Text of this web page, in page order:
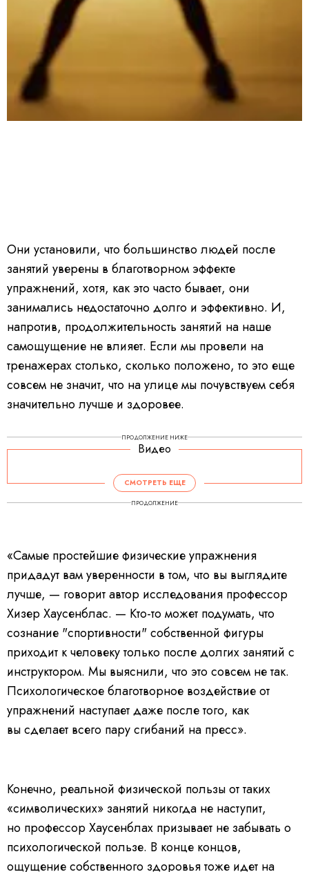
Они установили, что большинство людей после
занятий уверены в благотворном эффекте
упражнений, хотя, как это часто бывает, они
занимались недостаточно долго и эффективно. И,
напротив, продолжительность занятий на наше
самощущение не влияет. Если мы провели на
тренажерах столько, сколько положено, то это еще
совсем не значит, что на улице мы почувствуем себя
значительно лучше и здоровее.
ПРОДОЛЖЕНИЕ НИЖЕ
Видео
СМОТРЕТЬ ЕЩЕ
ПРОДОЛЖЕНИЕ
«Самые простейшие физические упражнения
придадут вам уверенности в том, что вы выглядите
лучше, — говорит автор исследования профессор
Хизер Хаусенблас. — Кто-то может подумать, что
сознание "спортивности" собственной фигуры
приходит к человеку только после долгих занятий с
инструктором. Мы выяснили, что это совсем не так.
Психологическое благотворное воздействие от
упражнений наступает даже после того, как
вы сделает всего пару сгибаний на пресс».
Конечно, реальной физической пользы от таких
«символических» занятий никогда не наступит,
но профессор Хаусенблах призывает не забывать о
психологической пользе. В конце концов,
ощущение собственного здоровья тоже идет на